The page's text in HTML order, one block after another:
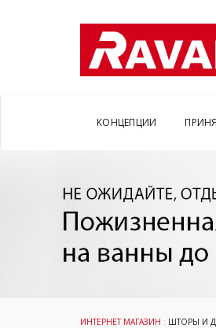
КОНЦЕПЦИИ
ИНТЕРНЕТ МАГАЗИН : ШТОРЫ И